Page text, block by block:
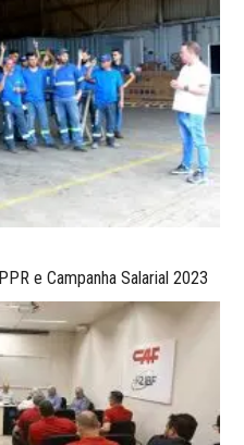
e Campanha Salarial 2023